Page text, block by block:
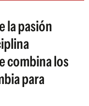
la pasión
combina los
para